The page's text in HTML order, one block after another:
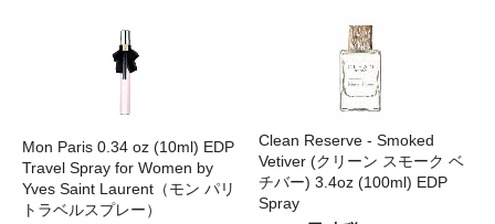
Mon Paris 0.34 oz (10ml) EDP
Travel Spray for Women by
Yves Saint Laurent（モン パリ
トラベルスプレー）
Clean Reserve - Smoked
Vetiver (クリーン スモーク ベ
チバー) 3.4oz (100ml) EDP
Spray